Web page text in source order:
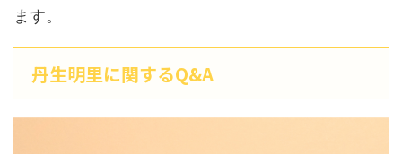
ます。
丹生明里に関するQ&A